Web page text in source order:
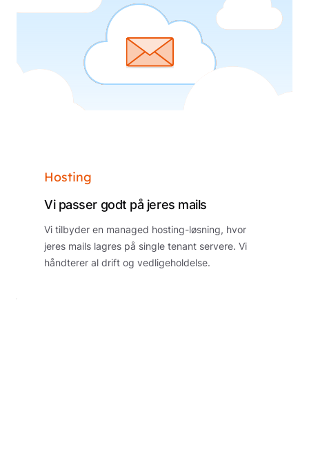
Hosting
Vi passer godt på jeres mails
Vi tilbyder en managed hosting-løsning, hvor
jeres mails lagres på single tenant servere. Vi
håndterer al drift og vedligeholdelse.